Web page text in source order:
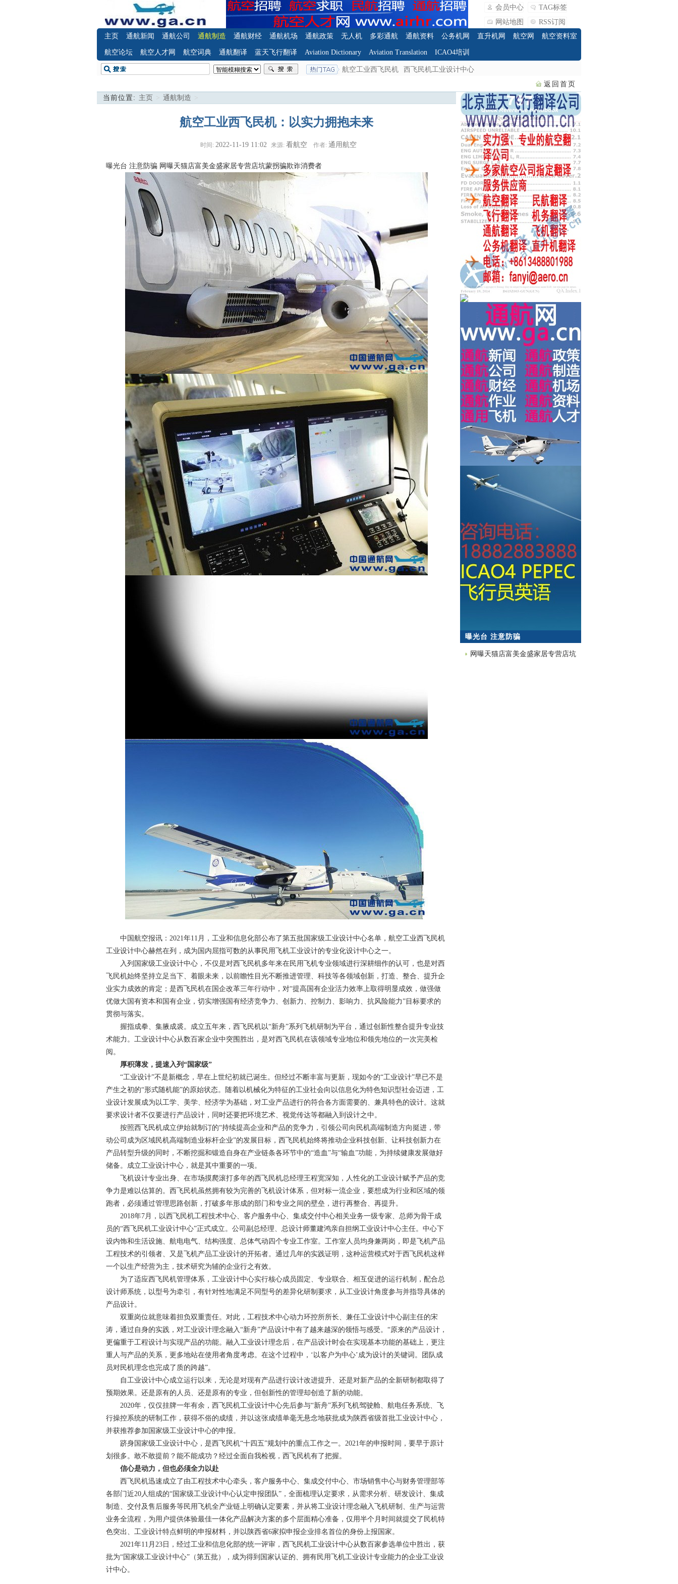
会员中心
TAG标签
网站地图
RSS订阅
主页
通航新闻 通航公司 通航制造 通航财经 通航机场 通航政策 无人机 多彩通航 通航资料 公务机网 直升机网 航空网 航空资料室
航空论坛 航空人才网 航空词典 通航翻译 蓝天飞行翻译 Aviation Dictionary Aviation Translation ICAO4培训
航空工业西飞民机
西飞民机工业设计中心
返回首页
当前位置: 主页 > 通航制造 >
航空工业西飞民机：以实力拥抱未来
时间: 2022-11-19 11:02 来源: 看航空 作者: 通用航空
曝光台 注意防骗 网曝天猫店富美金盛家居专营店坑蒙拐骗欺诈消费者
中国航空报讯：2021年11月，工业和信息化部公布了第五批国家级工业设计中心名单，航空工业西飞民机
工业设计中心赫然在列，成为国内屈指可数的从事民用飞机工业设计的专业化设计中心之一。
入列国家级工业设计中心，不仅是对西飞民机多年来在民用飞机专业领域进行深耕细作的认可，也是对西
飞民机始终坚持立足当下、着眼未来，以前瞻性目光不断推进管理、科技等各领域创新，打造、整合、提升企
业实力成效的肯定；是西飞民机在国企改革三年行动中，对“提高国有企业活力效率上取得明显成效，做强做
优做大国有资本和国有企业，切实增强国有经济竞争力、创新力、控制力、影响力、抗风险能力”目标要求的
贯彻与落实。
握指成拳、集腋成裘。成立五年来，西飞民机以“新舟”系列飞机研制为平台，通过创新性整合提升专业技
术能力。工业设计中心从数百家企业中突围胜出，是对西飞民机在该领域专业地位和领先地位的一次完美检
阅。
厚积薄发，提速入列“国家级”
“工业设计”不是新概念，早在上世纪初就已诞生。但经过不断丰富与更新，现如今的“工业设计”早已不是
产生之初的“形式随机能”的原始状态。随着以机械化为特征的工业社会向以信息化为特色知识型社会迈进，工
业设计发展成为以工学、美学、经济学为基础，对工业产品进行的符合各方面需要的、兼具特色的设计。这就
要求设计者不仅要进行产品设计，同时还要把环境艺术、视觉传达等都融入到设计之中。
按照西飞民机成立伊始就制订的“持续提高企业和产品的竞争力，引领公司向民机高端制造方向挺进，带
动公司成为区域民机高端制造业标杆企业”的发展目标，西飞民机始终将推动企业科技创新、让科技创新力在
产品转型升级的同时，不断挖掘和锻造自身在产业链条各环节中的“造血”与“输血”功能，为持续健康发展做好
储备。成立工业设计中心，就是其中重要的一项。
飞机设计专业出身、在市场摸爬滚打多年的西飞民机总经理王程宽深知，人性化的工业设计赋予产品的竞
争力是难以估算的。西飞民机虽然拥有较为完善的飞机设计体系，但对标一流企业，要想成为行业和区域的领
跑者，必须通过管理思路创新，打破多年形成的部门和专业之间的壁垒，进行再整合、再提升。
2018年7月，以西飞民机工程技术中心、客户服务中心、集成交付中心相关业务一级专家、总师为骨干成
员的“西飞民机工业设计中心”正式成立。公司副总经理、总设计师董建鸿亲自担纲工业设计中心主任。中心下
设内饰和生活设施、航电电气、结构强度、总体气动四个专业工作室。工作室人员均身兼两岗，即是飞机产品
工程技术的引领者、又是飞机产品工业设计的开拓者。通过几年的实践证明，这种运营模式对于西飞民机这样
一个以生产经营为主，技术研究为辅的企业行之有效。
为了适应西飞民机管理体系，工业设计中心实行核心成员固定、专业联合、相互促进的运行机制，配合总
设计师系统，以型号为牵引，有针对性地满足不同型号的差异化研制要求，从工业设计角度参与并指导具体的
产品设计。
双重岗位就意味着担负双重责任。对此，工程技术中心动力环控所所长、兼任工业设计中心副主任的宋
涛，通过自身的实践，对工业设计理念融入“新舟”产品设计中有了越来越深的领悟与感受。“原来的产品设计，
更偏重于工程设计与实现产品的功能。融入工业设计理念后，在产品设计时会在实现基本功能的基础上，更注
重人与产品的关系，更多地站在使用者角度考虑。在这个过程中，‘以客户为中心’成为设计的关键词。团队成
员对民机理念也完成了质的跨越”。
自工业设计中心成立运行以来，无论是对现有产品进行设计改进提升、还是对新产品的全新研制都取得了
预期效果。还是原有的人员、还是原有的专业，但创新性的管理却创造了新的动能。
2020年，仅仅挂牌一年有余，西飞民机工业设计中心先后参与“新舟”系列飞机驾驶舱、航电任务系统、飞
行操控系统的研制工作，获得不俗的成绩，并以这张成绩单毫无悬念地获批成为陕西省级首批工业设计中心，
并获推荐参加国家级工业设计中心的申报。
跻身国家级工业设计中心，是西飞民机“十四五”规划中的重点工作之一。2021年的申报时间，要早于原计
划很多。敢不敢提前？能不能成功？经过全面自我检视，西飞民机有了把握。
信心是动力，但也必须全力以赴
西飞民机迅速成立了由工程技术中心牵头，客户服务中心、集成交付中心、市场销售中心与财务管理部等
各部门近20人组成的“国家级工业设计中心认定申报团队”，全面梳理认定要求，从需求分析、研发设计、集成
制造、交付及售后服务等民用飞机全产业链上明确认定要素，并从将工业设计理念融入飞机研制、生产与运营
业务全流程，为用户提供体验最佳一体化产品解决方案的多个层面精心准备，仅用半个月时间就提交了民机特
色突出、工业设计特点鲜明的申报材料，并以陕西省6家拟申报企业排名首位的身份上报国家。
2021年11月23日，经过工业和信息化部的统一评审，西飞民机工业设计中心从数百家参选单位中胜出，获
批为“国家级工业设计中心”（第五批），成为得到国家认证的、拥有民用飞机工业设计专业能力的企业工业设
计中心。
曝光台 注意防骗
网曝天猫店富美金盛家居专营店坑